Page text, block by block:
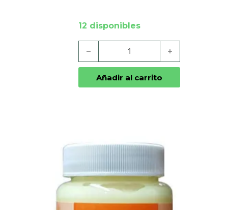
12 disponibles
Nivea Baby Pomada Protectora cantidad
Añadir al carrito